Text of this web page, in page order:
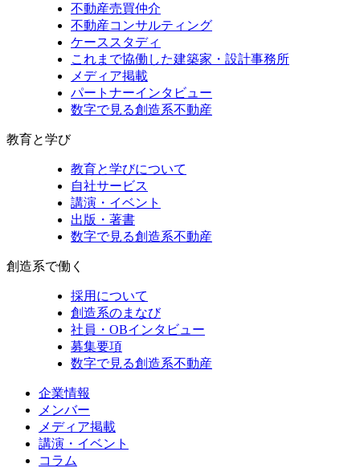
不動産売買仲介
不動産コンサルティング
ケーススタディ
これまで協働した建築家・設計事務所
メディア掲載
パートナーインタビュー
数字で見る創造系不動産
教育と学び
教育と学びについて
自社サービス
講演・イベント
出版・著書
数字で見る創造系不動産
創造系で働く
採用について
創造系のまなび
社員・OBインタビュー
募集要項
数字で見る創造系不動産
企業情報
メンバー
メディア掲載
講演・イベント
コラム